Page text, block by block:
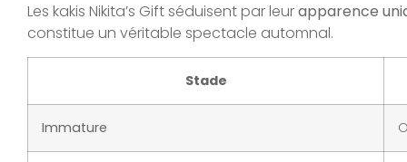
Les kakis Nikita’s Gift séduisent par leurapparence
constitue un véritable spectacle automnal.
Stade
Immature